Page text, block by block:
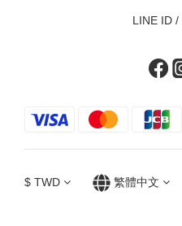
LINE ID /
$ TWD 繁體中文